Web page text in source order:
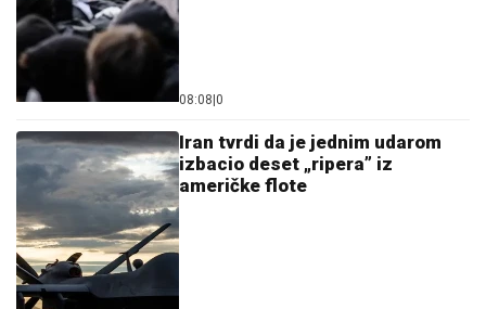
08:08 0
Iran tvrdi da je jednim udarom
izbacio deset „ripera” iz
američke flote